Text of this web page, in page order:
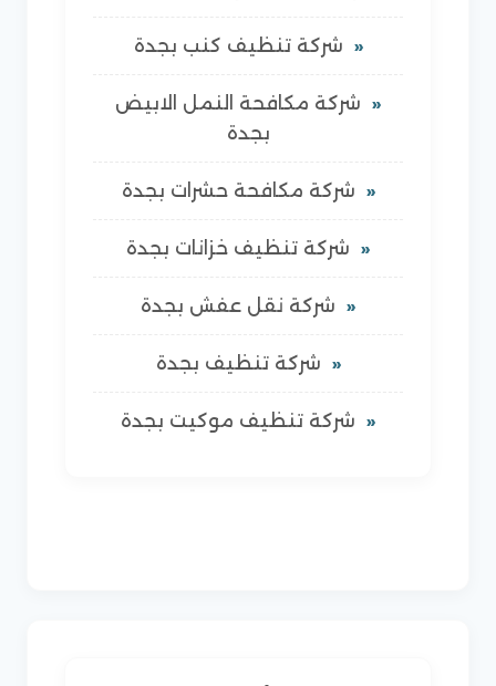
شركة تنظيف كنب بجدة
شركة مكافحة النمل الابيض
بجدة
شركة مكافحة حشرات بجدة
شركة تنظيف خزانات بجدة
شركة نقل عفش بجدة
شركة تنظيف بجدة
شركة تنظيف موكيت بجدة